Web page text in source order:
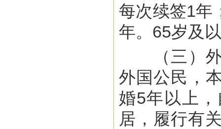
每次续签1年
年。65岁及
（三）外
外国公民，
婚5年以上
居，履行有